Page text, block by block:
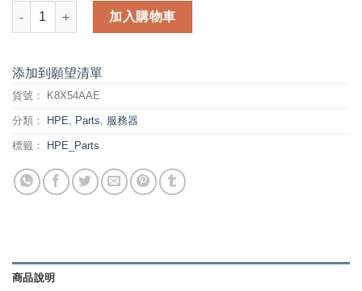
VMw vRealize Ops Ent 25OSI Pk 5yr E-LTU (K8X54AAE) 數量
加入購物車
添加到願望清單
貨號： K8X54AAE
分類： HPE, Parts, 服務器
標籤： HPE_Parts
商品說明